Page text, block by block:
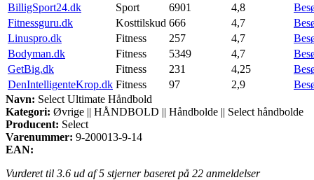
BilligSport24.dk
Sport 6901 4,8
Fitnessguru.dk
Kosttilskud 666 4,7
Linuspro.dk
Fitness 257 4,7
Bodyman.dk
Fitness 5349 4,7
GetBig.dk
Fitness 231 4,25
DenIntelligenteKrop.dk Fitness 97 2,9
Navn: Select Ultimate Håndbold
Kategori: Øvrige || HÅNDBOLD || Håndbolde || Select håndbolde
Producent: Select
Varenummer: 9-200013-9-14
EAN:
Vurderet til 3.6 ud af 5 stjerner baseret på 22 anmeldelser